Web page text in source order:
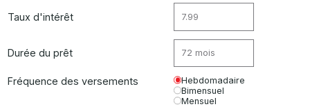
Taux d'intérêt
Durée du prêt
Fréquence des versements
Hebdomadaire
Bimensuel
Mensuel